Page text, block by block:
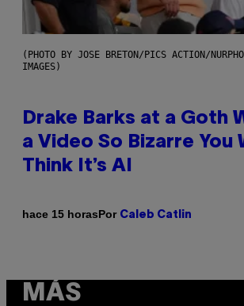
(PHOTO BY JOSE BRETON/PICS ACTION/
IMAGES)
Drake Barks at a Goth
a Video So Bizarre You
Think It’s AI
hace 15 horasPor Caleb Catlin
MÁS